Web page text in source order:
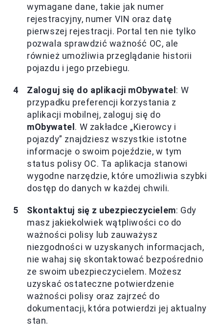
wymagane dane, takie jak numer
rejestracyjny, numer VIN oraz datę
pierwszej rejestracji. Portal ten nie tylko
pozwala sprawdzić ważność OC, ale
również umożliwia przeglądanie historii
pojazdu i jego przebiegu.
Zaloguj się do aplikacji mObywatel : W
przypadku preferencji korzystania z
aplikacji mobilnej, zaloguj się do
mObywatel . W zakładce „Kierowcy i
pojazdy” znajdziesz wszystkie istotne
informacje o swoim pojeździe, w tym
status polisy OC. Ta aplikacja stanowi
wygodne narzędzie, które umożliwia szybki
dostęp do danych w każdej chwili.
Skontaktuj się z ubezpieczycielem: Gdy
masz jakiekolwiek wątpliwości co do
ważności polisy lub zauważysz
niezgodności w uzyskanych informacjach,
nie wahaj się skontaktować bezpośrednio
ze swoim ubezpieczycielem. Możesz
uzyskać ostateczne potwierdzenie
ważności polisy oraz zajrzeć do
dokumentacji, która potwierdzi jej aktualny
stan.